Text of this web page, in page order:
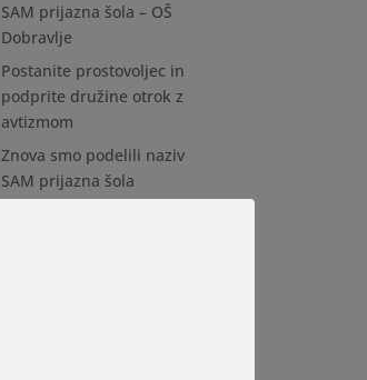
SAM prijazna šola – OŠ
Dobravlje
Postanite prostovoljec in
podprite družine otrok z
avtizmom
Znova smo podelili naziv
SAM prijazna šola